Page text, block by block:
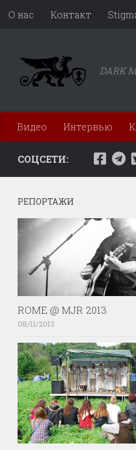
Перейти к
О нас Контакт
DARK
Видео Интервью
СОЦСЕТИ:
РЕПОРТАЖИ
ROME @ MJR 2013
08/11/2013